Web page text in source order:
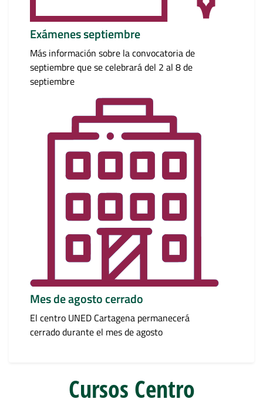
Exámenes septiembre
Más información sobre la convocatoria de
septiembre que se celebrará del 2 al 8 de
septiembre
Mes de agosto cerrado
El centro UNED Cartagena permanecerá
cerrado durante el mes de agosto
Cursos Centro